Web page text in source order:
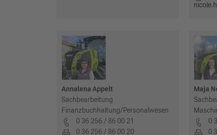
Annalena Appelt
Sachbearbeitung
Finanzbuchhaltung/Personalwesen
0 36 256 / 86 00 21
0 36 256 / 86 00 20
Maja
0
0